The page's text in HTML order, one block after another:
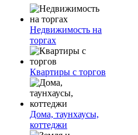
Недвижимость на
торгах
Квартиры с торгов
Дома, таунхаусы,
коттеджи